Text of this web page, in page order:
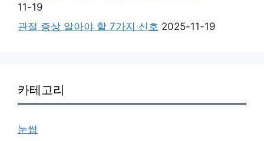
11-19
관절 증상 알아야 할 7가지 신호 2025-11-19
카테고리
눈썹